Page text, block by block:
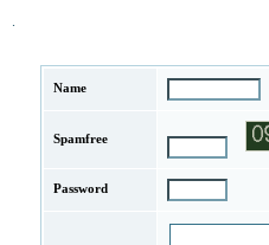
.
Name
Spamfree
Password